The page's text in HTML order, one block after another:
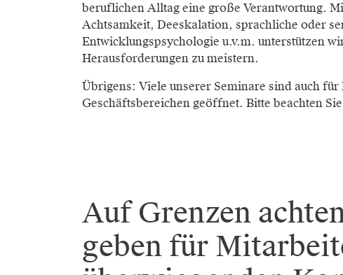
beruflichen Alltag eine große Verantwortung.
Achtsamkeit, Deeskalation, sprachliche oder
Entwicklungspsychologie u.v.m. unterstützen
Herausforderungen zu meistern.
Übrigens: Viele unserer Seminare sind auch
Geschäftsbereichen geöffnet. Bitte beachten
Auf Grenzen
geben für